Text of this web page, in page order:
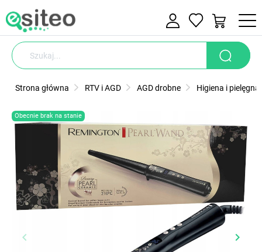
Strona główna RTV i AGD AGD drobne Higiena i
Obecnie brak na stanie
Poprzedni
keyboard_arrow_left keyboard_arrow_right